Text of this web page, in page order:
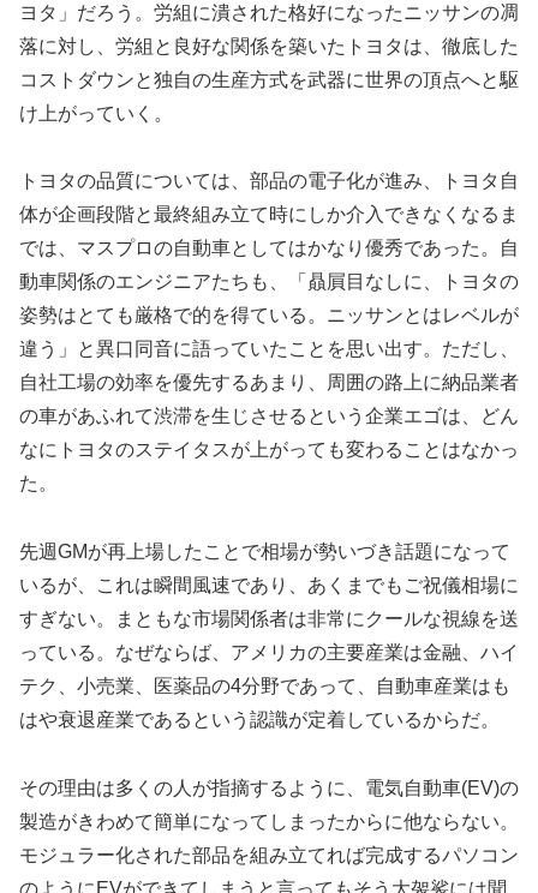
ヨタ」だろう。労組に潰された格好になったニッサンの凋
落に対し、労組と良好な関係を築いたトヨタは、徹底した
コストダウンと独自の生産方式を武器に世界の頂点へと駆
け上がっていく。
トヨタの品質については、部品の電子化が進み、トヨタ自
体が企画段階と最終組み立て時にしか介入できなくなるま
では、マスプロの自動車としてはかなり優秀であった。自
動車関係のエンジニアたちも、「贔屓目なしに、トヨタの
姿勢はとても厳格で的を得ている。ニッサンとはレベルが
違う」と異口同音に語っていたことを思い出す。ただし、
自社工場の効率を優先するあまり、周囲の路上に納品業者
の車があふれて渋滞を生じさせるという企業エゴは、どん
なにトヨタのステイタスが上がっても変わることはなかっ
た。
先週GMが再上場したことで相場が勢いづき話題になって
いるが、これは瞬間風速であり、あくまでもご祝儀相場に
すぎない。まともな市場関係者は非常にクールな視線を送
っている。なぜならば、アメリカの主要産業は金融、ハイ
テク、小売業、医薬品の4分野であって、自動車産業はも
はや衰退産業であるという認識が定着しているからだ。
その理由は多くの人が指摘するように、電気自動車(EV)の
製造がきわめて簡単になってしまったからに他ならない。
モジュラー化された部品を組み立てれば完成するパソコン
のようにEVができてしまうと言ってもそう大袈裟には聞